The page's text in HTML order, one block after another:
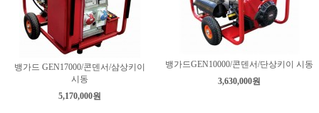
뱅가드 GEN17000/콘덴서/삼상키이
시동
5,170,000원
뱅가드GEN10000/콘덴서/단상키이 시동
3,630,000원